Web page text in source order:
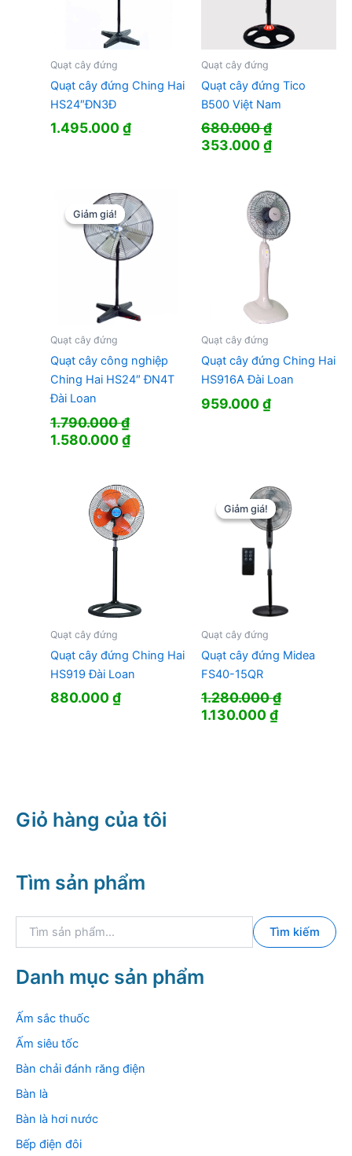
Quạt cây đứng
Quạt cây đứng Ching Hai
HS24″ĐN3Đ
1.495.000₫
Quạt cây đứng
Quạt cây đứng Tico
B500 Việt Nam
680.000₫
Giá
680.000 ₫.
353.000₫Giá
là:
353.000 ₫.
Giảm giá!
Giảm giá!
Quạt cây đứng
Quạt cây công nghiệp
Ching Hai HS24″ ĐN4T
Đài Loan
1.790.000₫
Giá
1.790.000 ₫.
1.580.000₫Giá
là:
1.580.000 ₫.
Quạt cây đứng
Quạt cây đứng Ching Hai
HS916A Đài Loan
959.000₫
Quạt cây đứng
Quạt cây đứng Ching Hai
HS919 Đài Loan
880.000₫
Giảm giá!
Giảm giá!
Quạt cây đứng
Quạt cây đứng Midea
FS40-15QR
1.280.000₫
Giá
1.130.000₫Giá
Giỏ hàng của tôi
Tìm sản phẩm
k
i
m
Tìm kiếm
Danh mục sản phẩm
Ấm sắc thuốc
Ấm siêu tốc
Bàn chải đánh răng điện
Bàn là
Bàn là hơi nước
Bếp điện đôi